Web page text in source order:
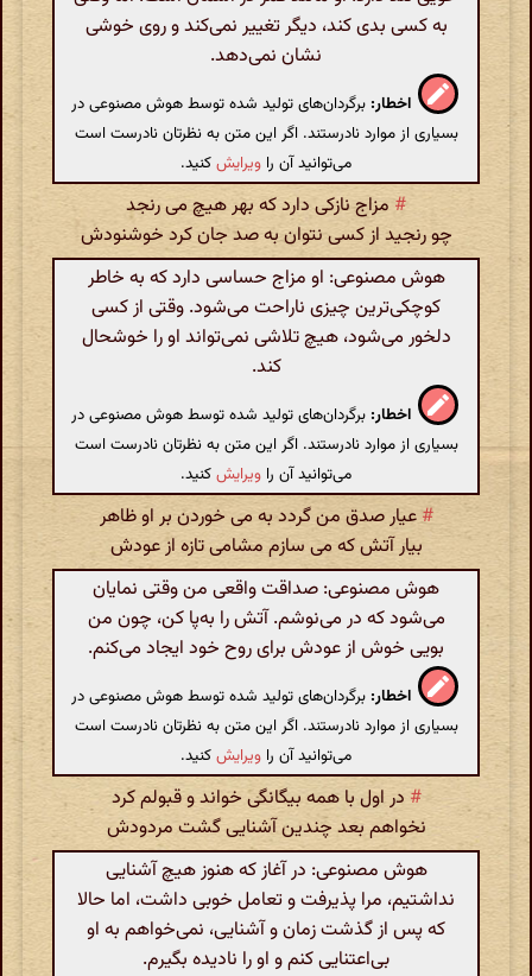
به کسی بدی کند، دیگر تغییر نمی‌کند و روی خوشی
نشان نمی‌دهد.
اخطار: برگردان‌های تولید شده توسط هوش مصنوعی در
بسیاری از موارد نادرستند. اگر این متن به نظرتان نادرست است
می‌توانید آن را ویرایشکنید.
# مزاج نازکی دارد که بهر هیچ می رنجد
چو رنجید از کسی نتوان به صد جان کرد خوشنودش
هوش مصنوعی: او مزاج حساسی دارد که به خاطر
کوچکی‌ترین چیزی ناراحت می‌شود. وقتی از کسی
دلخور می‌شود، هیچ تلاشی نمی‌تواند او را خوشحال
کند.
اخطار: برگردان‌های تولید شده توسط هوش مصنوعی در
بسیاری از موارد نادرستند. اگر این متن به نظرتان نادرست است
می‌توانید آن را ویرایشکنید.
#عیار صدق من گردد به می خوردن بر او ظاهر
بیار آتش که می سازم مشامی تازه از عودش
هوش مصنوعی: صداقت واقعی من وقتی نمایان
می‌شود که در می‌نوشم. آتش را به‌پا کن، چون من
بویی خوش از عودش برای روح خود ایجاد می‌کنم.
اخطار: برگردان‌های تولید شده توسط هوش مصنوعی در
بسیاری از موارد نادرستند. اگر این متن به نظرتان نادرست است
می‌توانید آن را ویرایشکنید.
# در اول با همه بیگانگی خواند و قبولم کرد
نخواهم بعد چندین آشنایی گشت مردودش
هوش مصنوعی: در آغاز که هنوز هیچ آشنایی
نداشتیم، مرا پذیرفت و تعامل خوبی داشت، اما حالا
که پس از گذشت زمان و آشنایی، نمی‌خواهم به او
بی‌اعتنایی کنم و او را نادیده بگیرم.